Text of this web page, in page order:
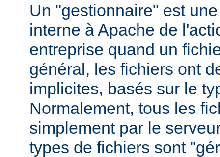
Un "gestionnaire" est
interne à Apache de
entreprise quand un
général, les fichiers ont
implicites, basés sur le
Normalement, tous les
simplement par le
types de fichiers sont